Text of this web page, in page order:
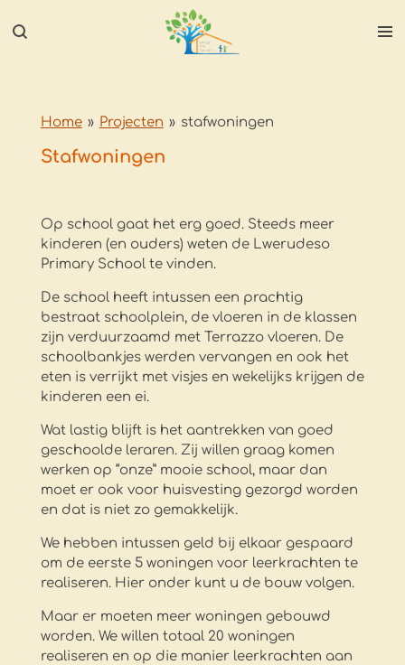
direct
Home » Projecten » stafwoningen
Stafwoningen
Op school gaat het erg goed. Steeds meer
kinderen (en ouders) weten de Lwerudeso
Primary School te vinden.
De school heeft intussen een prachtig
bestraat schoolplein, de vloeren in de klassen
zijn verduurzaamd met Terrazzo vloeren. De
schoolbankjes werden vervangen en ook het
eten is verrijkt met visjes en wekelijks krijgen de
kinderen een ei.
Wat lastig blijft is het aantrekken van goed
geschoolde leraren. Zij willen graag komen
werken op “onze” mooie school, maar dan
moet er ook voor huisvesting gezorgd worden
en dat is niet zo gemakkelijk.
We hebben intussen geld bij elkaar gespaard
om de eerste 5 woningen voor leerkrachten te
realiseren. Hier onder kunt u de bouw volgen.
Maar er moeten meer woningen gebouwd
worden. We willen totaal 20 woningen
realiseren en op die manier leerkrachten aan